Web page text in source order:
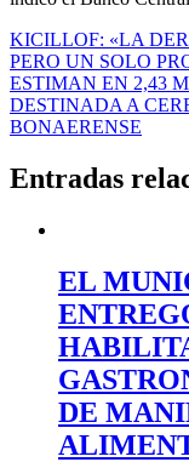
Navegación
de
entradas
KICILLOF: «LA
PERO UN SOLO
ESTIMAN EN 2,43
DESTINADA A
BONAERENSE
Entradas
EL
DE